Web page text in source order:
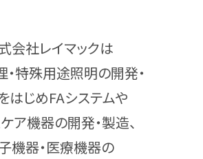
会社レイマックは
特殊用途照明の開発・
はじめFAシステムや
ア機器の開発・製造、
機器・医療機器の